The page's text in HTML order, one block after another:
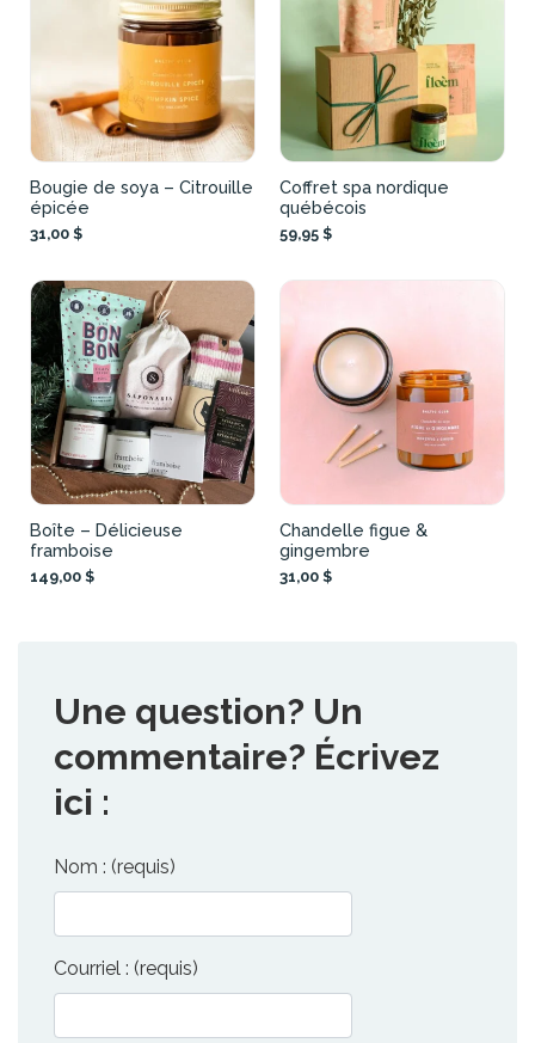
Bougie de soya – Citrouille
épicée
31,00 $
Coffret spa nordique
québécois
59,95 $
Boîte – Délicieuse
framboise
149,00 $
Chandelle figue &
gingembre
31,00 $
Une question? Un
commentaire? Écrivez
ici :
Nom : (requis)
Courriel : (requis)